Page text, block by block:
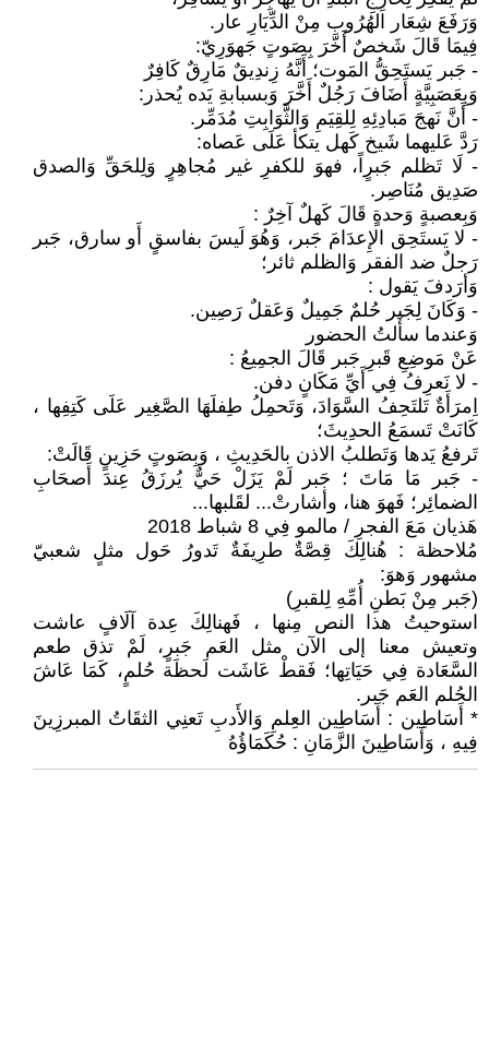
وَرَفَعَ شِعَار الهُرُوب مِنْ الدِّيَارِ عار.
فِيمَا قَالَ شَخصٌ أَخَّرَ بِصَوتٍ جَهوَرِيّ:
- جَبر يَستَحِقُّ المَوت؛ أَنَّهُ زِندِيقٌ مَارِقٌ كَافِرٌ
وَبِعَصَبِيَّةٍ أَضَافَ رَجُلٌ أَخَّرَ وَبسبابةِ يَده يُحذر:
- أَنَّ نَهجَ مَبادِئِهِ لِلقِيَمِ وَالثَّوَابِتِ مُدَمِّر.
رَدَّ عَليهما شَيخ كَهل يتكأ عَلَى عَصاه:
- لَا تَظلم جَبرٍاً، فهوَ للكفرِ غير مُجاهِرٍ وَلِلحَقِّ وَالصدق
صَدِيق مُنَاصِر.
وَبِعصبةٍ وَحدةٍ قَالَ كَهلٌ آخِرٌ :
- لا يَستَحِق الإِعدَامَ جَبر، وَهُوَ لَيسَ بفاسقٍ أَو سارق، جَبر
رَجلٌ ضد الفقر وَالظلم ثائر؛
وَأرَدفَ يَقول :
- وَكَانَ لِجَبر حُلمٌ جَمِيلٌ وَعَقلٌ رَصِين.
وَعندما سأَلتُ الحضور
عَنْ مَوضِعِ قَبرِ جَبر قَالَ الجمِيعُ :
- لا نَعرِفُ فِي أَيِّ مَكَانٍ دفن.
اِمرَأَةٌ تَلتَحِفُ السَّوَادَ، وَتَحمِلُ طِفلَهَا الصَّغِير عَلَى كَتِفِها ،
كَانَتْ تَسمَعُ الحدِيثَ؛
تَرفعُ يَدها وَتَطلبُ الاذن بالحَدِيثِ ، وَبِصَوتٍ حَزِينٍ قَالَتْ:
- جَبر مَا مَاتَ ؛ جَبر لَمْ يَزَلْ حَيٌّ يُرزَقُ عِندَ أَصحَابِ
الضمائِر؛ فَهوَ هنا، وأشارتْ... لقَلبها...
هَذيان مَعَ الفجرِ / مالمو فِي 8 شباط 2018
مُلاحظة : هُنالِكَ قِصَّةٌ طرِيفَةٌ تَدورُ حَول مثلٍ شعبيّ
مشهور وَهوَ:
(جَبر مِنْ بَطنِ أُمِّهِ لِلقبرِ)
استوحيتُ هذا النص مِنها ، فَهنالِكَ عِدة آلَافٍ عاشت
وتعيش معنا إلى الآن مثل العَم جَبرٍ، لَمْ تذق طعم
السَّعَادة فِي حَيَاتِها؛ فَقطْ عَاشَت لَحظَة حُلمٍ، كَمَا عَاشَ
الحُلم العَم جَبر.
* أَسَاطِين : أَسَاطِين العِلمِ وَالأَدبِ تَعنِي الثقَاتُ المبرزِينَ
فِيهِ ، وَأَسَاطِينَ الزَّمَانِ : حُكَمَاؤُهُ